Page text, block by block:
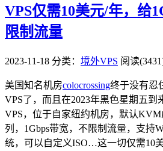
VPS仅需10美元/年，给
限制流量
2023-11-18 分类： 境外VPS 阅读
美国知名机房colocrossing终于没有忍
VPS了，而且在2023年黑色星期五到
VPS，位于自家纽约机房，默认KVM
列，1Gbps带宽，不限制流量，支持
统，可以自定义ISO…这一切仅需10